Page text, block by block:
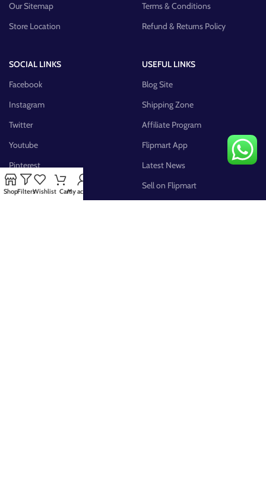
Our Sitemap
Store Location
Terms & Conditions
Refund & Returns Policy
SOCIAL LINKS
Facebook
Instagram
Twitter
Youtube
Pinterest
FB Group
USEFUL LINKS
Blog Site
Shipping Zone
Affiliate Program
Flipmart App
Latest News
Sell on Flipmart
ShopFiltersWishlist CartMy account